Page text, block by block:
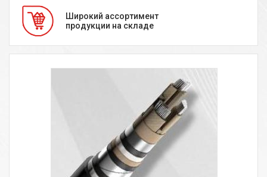
Широкий ассортимент
продукции на складе